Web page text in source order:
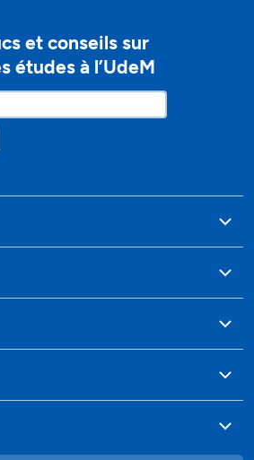
et conseils sur
études à l’UdeM